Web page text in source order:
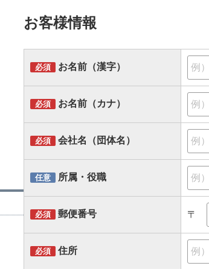
お客様情報
必須 お名前（漢字）
必須 お名前（カナ）
必須 会社名（団体名）
任意 所属・役職
必須 郵便番号 〒
必須 住所